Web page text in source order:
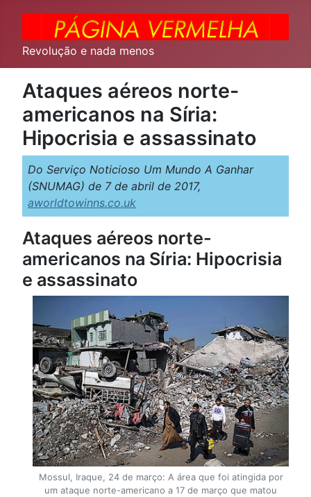
Revolução e nada menos
Ataques aéreos norte-
americanos na Síria:
Hipocrisia e assassinato
Do Serviço Noticioso Um Mundo A Ganhar
(SNUMAG) de 7 de abril de 2017,
aworldtowinns.co.uk
Ataques aéreos norte-
americanos na Síria: Hipocrisia
e assassinato
Mossul, Iraque, 24 de março: A área que foi atingida por
um ataque norte-americano a 17 de março que matou